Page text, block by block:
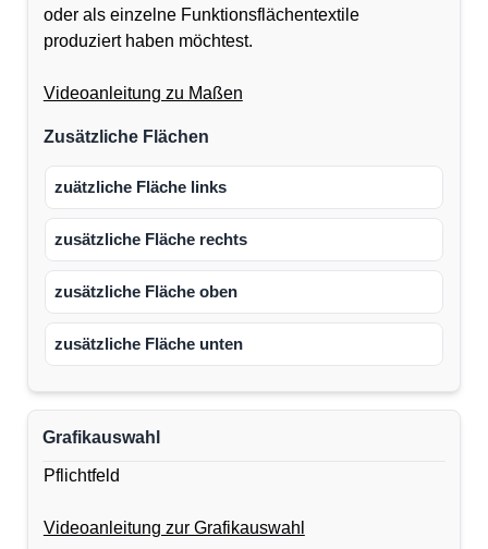
oder als einzelne Funktionsflächentextile
produziert haben möchtest.
Videoanleitung zu Maßen
Zusätzliche Flächen
zuätzliche Fläche links
zusätzliche Fläche rechts
zusätzliche Fläche oben
zusätzliche Fläche unten
Grafikauswahl
Pflichtfeld
Videoanleitung zur Grafikauswahl